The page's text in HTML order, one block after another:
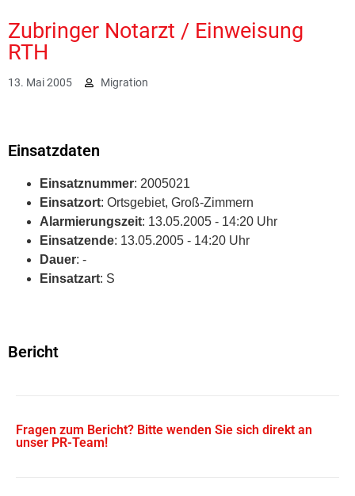
Zubringer Notarzt / Einweisung
RTH
13. Mai 2005 Migration
Einsatzdaten
Einsatznummer: 2005021
Einsatzort: Ortsgebiet, Groß-Zimmern
Alarmierungszeit: 13.05.2005 - 14:20 Uhr
Einsatzende: 13.05.2005 - 14:20 Uhr
Dauer: -
Einsatzart: S
Bericht
Fragen zum Bericht? Bitte wenden Sie sich direkt an
unser PR-Team!